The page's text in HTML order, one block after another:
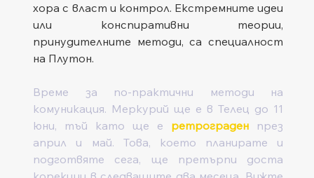
хора с власт и контрол. Екстремните идеи
или конспиративни теории,
принудителните методи, са специалност
на Плутон.
Време за по-практични методи на
комуникация. Меркурий ще е в Телец до 11
юни, тъй като ще е ретрограден през
април и май. Това, което планирате и
подготвяте сега, ще претърпи доста